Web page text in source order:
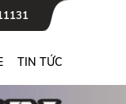
TIN TỨC